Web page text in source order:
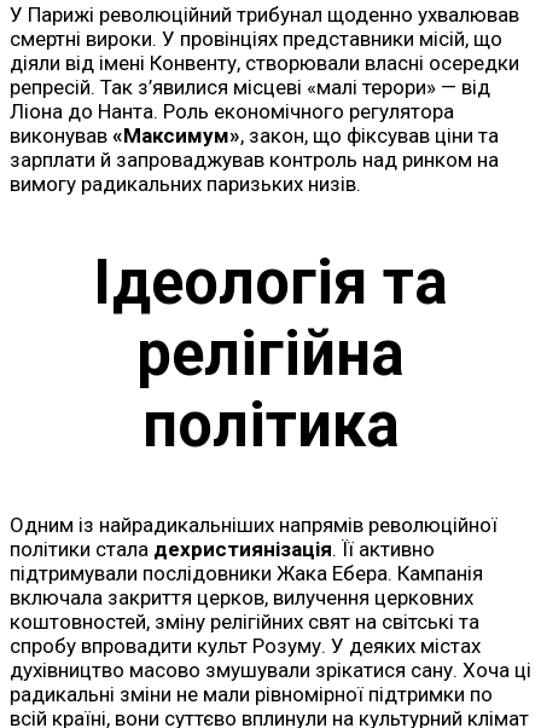
У Парижі революційний трибунал щоденно ухвалював
смертні вироки. У провінціях представники місій, що
діяли від імені Конвенту, створювали власні осередки
репресій. Так з’явилися місцеві «малі терори» — від
Ліона до Нанта. Роль економічного регулятора
виконував «Максимум», закон, що фіксував ціни та
зарплати й запроваджував контроль над ринком на
вимогу радикальних паризьких низів.
Ідеологія та
релігійна
політика
Одним із найрадикальніших напрямів революційної
політики стала дехристиянізація. Її активно
підтримували послідовники Жака Ебера. Кампанія
включала закриття церков, вилучення церковних
коштовностей, зміну релігійних свят на світські та
спробу впровадити культ Розуму. У деяких містах
духівництво масово змушували зрікатися сану. Хоча ці
радикальні зміни не мали рівномірної підтримки по
всій країні, вони суттєво вплинули на культурний клімат